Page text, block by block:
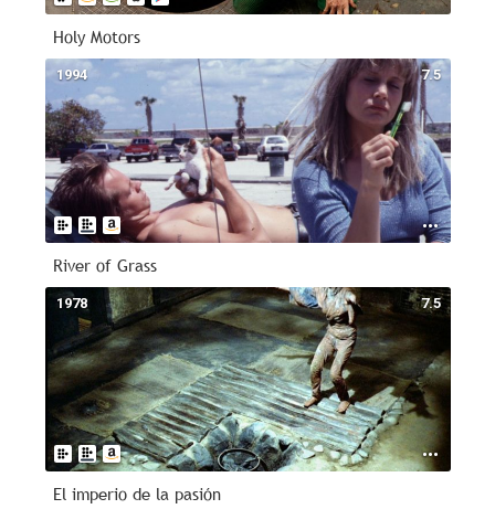
Holy Motors
7.5
1994
River of Grass
7.5
1978
El imperio de la pasión